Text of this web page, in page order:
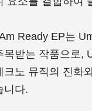
Ready EP는
목받는 작품으로,
크노 뮤직의 진화
니다.